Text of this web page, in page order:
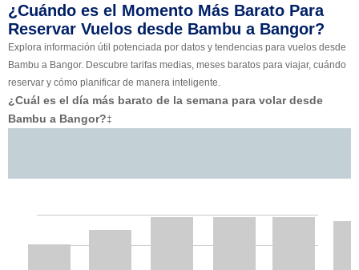
¿Cuándo es el Momento Más Barato Para
Reservar Vuelos desde Bambu a Bangor?
Explora información útil potenciada por datos y tendencias para vuelos desde
Bambu a Bangor. Descubre tarifas medias, meses baratos para viajar, cuándo
reservar y cómo planificar de manera inteligente.
¿Cuál es el día más barato de la semana para volar desde
Bambu a Bangor?‡